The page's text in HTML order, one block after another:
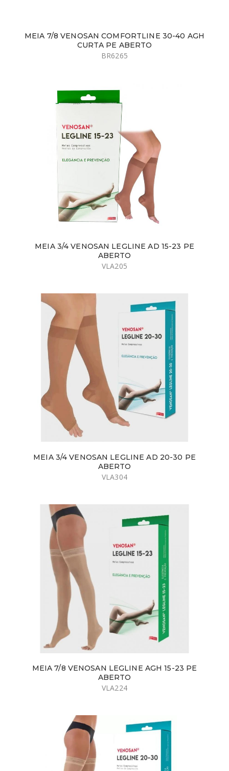
MEIA 7/8 VENOSAN COMFORTLINE 30-40 AGH
CURTA PE ABERTO
BR6265
MEIA 3/4 VENOSAN LEGLINE AD 15-23 PE
ABERTO
VLA205
MEIA 3/4 VENOSAN LEGLINE AD 20-30 PE
ABERTO
VLA304
MEIA 7/8 VENOSAN LEGLINE AGH 15-23 PE
ABERTO
VLA224